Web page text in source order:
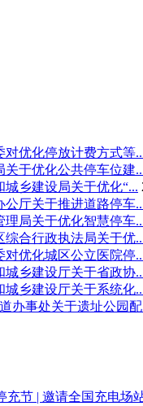
对优化停放计费方式等
关于优化公共停车位建
城乡建设局关于优化“...
公厅关于推进道路停车
理局关于优化智慧停车
综合行政执法局关于优
对优化城区公立医院停
城乡建设厅关于省政协
城乡建设厅关于系统化
办事处关于遗址公园配
充节 | 邀请全国充电场